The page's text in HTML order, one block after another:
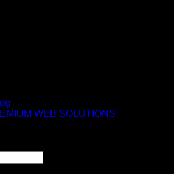
WEB SOLUTIONS